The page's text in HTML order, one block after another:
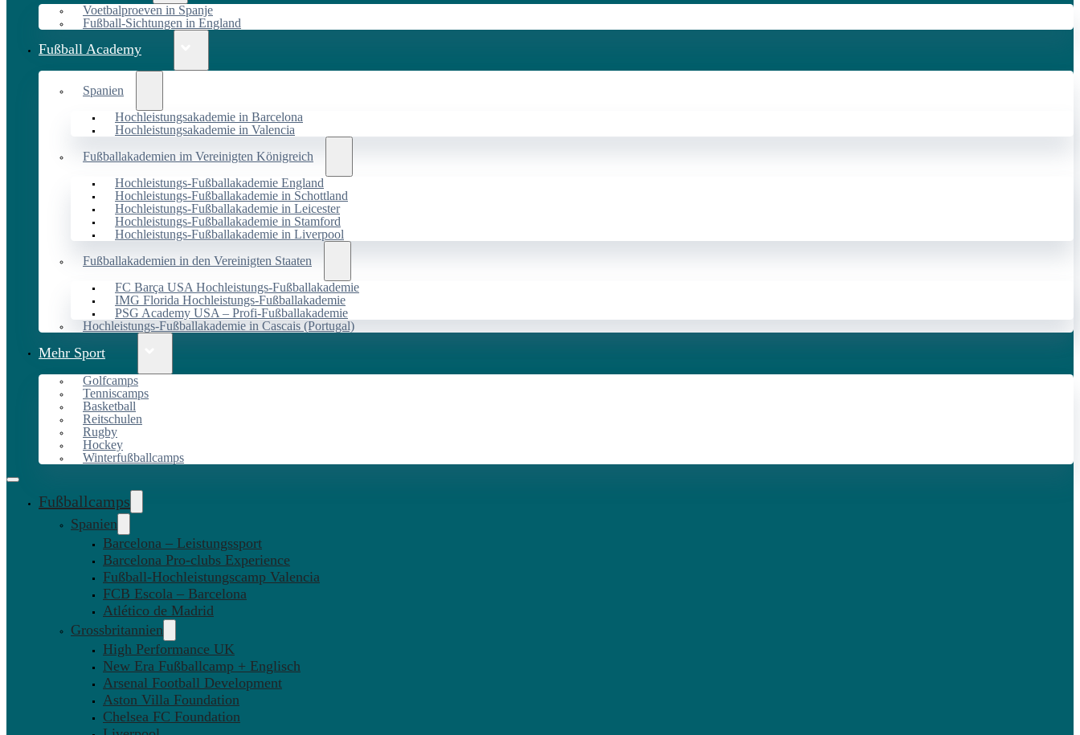
Voetbalproeven in Spanje
Fußball-Sichtungen in England
Fußball Academy
Spanien
Hochleistungsakademie in Barcelona
Hochleistungsakademie in Valencia
Fußballakademien im Vereinigten Königreich
Hochleistungs-Fußballakademie England
Hochleistungs-Fußballakademie in Schottland
Hochleistungs-Fußballakademie in Leicester
Hochleistungs-Fußballakademie in Stamford
Hochleistungs-Fußballakademie in Liverpool
Fußballakademien in den Vereinigten Staaten
FC Barça USA Hochleistungs-Fußballakademie
IMG Florida Hochleistungs-Fußballakademie
PSG Academy USA – Profi-Fußballakademie
Hochleistungs-Fußballakademie in Cascais (Portugal)
Mehr Sport
Golfcamps
Tenniscamps
Basketball
Reitschulen
Rugby
Hockey
Winterfußballcamps
Fußballcamps
Spanien
Barcelona – Leistungssport
Barcelona Pro-clubs Experience
Fußball-Hochleistungscamp Valencia
FCB Escola – Barcelona
Atlético de Madrid
Grossbritannien
High Performance UK
New Era Fußballcamp + Englisch
Arsenal Football Development
Aston Villa Foundation
Chelsea FC Foundation